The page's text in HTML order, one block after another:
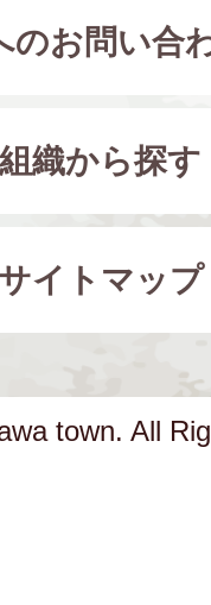
のお問い合
組織から探す
サイトマップ
town. All